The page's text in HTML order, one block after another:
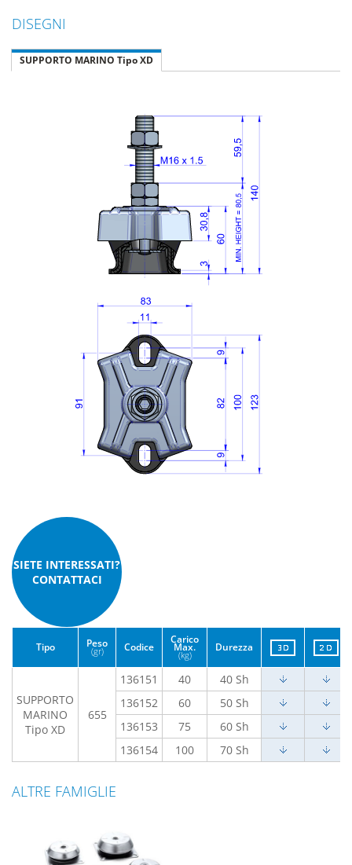
DISEGNI
SUPPORTO MARINO Tipo XD
SIETE INTERESSATI?
CONTATTACI
Tipo Peso
(gr) Codice
Carico
Max.
(kg)
Durezza
SUPPORTO
MARINO
Tipo XD
655
136151 40
40 Sh
136152
60
50 Sh
136153
75
60 Sh
136154
100 70 Sh
ALTRE FAMIGLIE